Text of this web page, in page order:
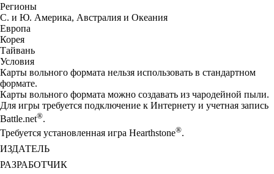
Регионы
С. и Ю. Америка, Австралия и Океания
Европа
Корея
Тайвань
Условия
Карты вольного формата нельзя использовать в стандартном
формате.
Карты вольного формата можно создавать из чародейной пыли.
Для игры требуется подключение к Интернету и учетная запись
Battle.net®.
Требуется установленная игра Hearthstone®.
ИЗДАТЕЛЬ
РАЗРАБОТЧИК